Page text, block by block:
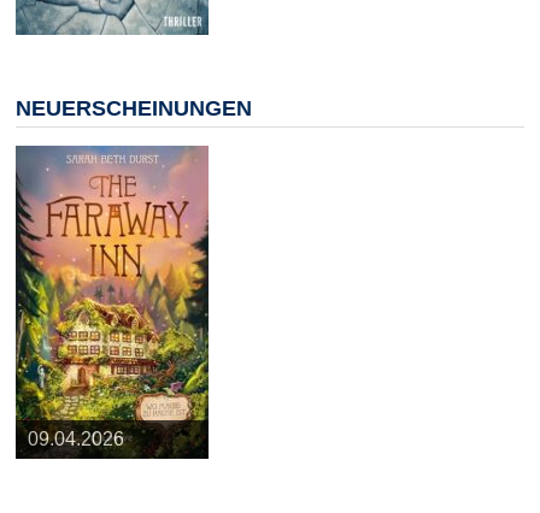
NEUERSCHEINUNGEN
25.03.2026
09.04.2026
20.05.2026
10.06.2026
13.08.2026